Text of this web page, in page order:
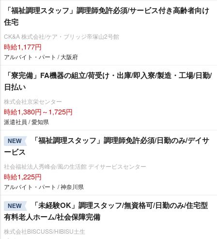
「福祉調理スタッフ」調理師免許必須/サービス付き高齢者向け
住宅
CK&A 株式会社/ケア・ブリッジ帝塚山2号館
時給1,177円
アルバイト・パート / 大阪府
「寮完備」FA機器の組立/荷受け・出庫/即入寮/製造・工場/日勤/
日払い
株式会社京栄センター
時給1,380円～1,725円
派遣社員 / 愛知県
NEW
「福祉調理スタッフ」調理師免許必須/日勤のみ/デイサ
ービス
社会福祉法人秀峰会/風の生活館 デイサービスセンター
時給1,225円
アルバイト・パート / 神奈川県
NEW
「未経験OK」調理スタッフ/無資格可/日勤のみ/住宅型
有料老人ホーム/社会保障完備
株式会社BISCUSS/HIBISU土生